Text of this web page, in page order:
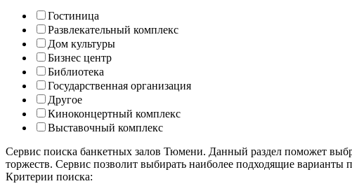
Гостиница
Развлекательный комплекс
Дом культуры
Бизнес центр
Библиотека
Государственная организация
Другое
Киноконцертный комплекс
Выставочный комплекс
Сервис поиска банкетных залов Тюмени. Данный раздел поможет
торжеств. Сервис позволит выбирать наиболее подходящие варианты
Критерии поиска: